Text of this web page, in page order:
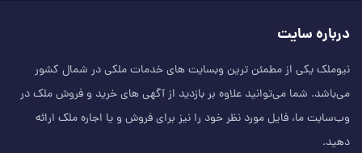
درباره سایت
نیوملک یکی از مطمئن‌ ترین وبسایت های خدمات ملکی در شمال کشور
می‌باشد. شما می‌توانید علاوه بر بازدید از آگهی های خرید و فروش ملک در
وب‌سایت ما، فایل مورد نظر خود را نیز برای فروش و یا اجاره ملک ارائه
دهید.